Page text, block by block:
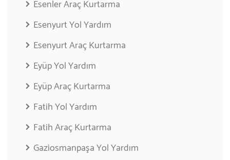
Esenler Araç Kurtarma
Esenyurt Yol Yardım
Esenyurt Araç Kurtarma
Eyüp Yol Yardım
Eyüp Araç Kurtarma
Fatih Yol Yardım
Fatih Araç Kurtarma
Gaziosmanpaşa Yol Yardım